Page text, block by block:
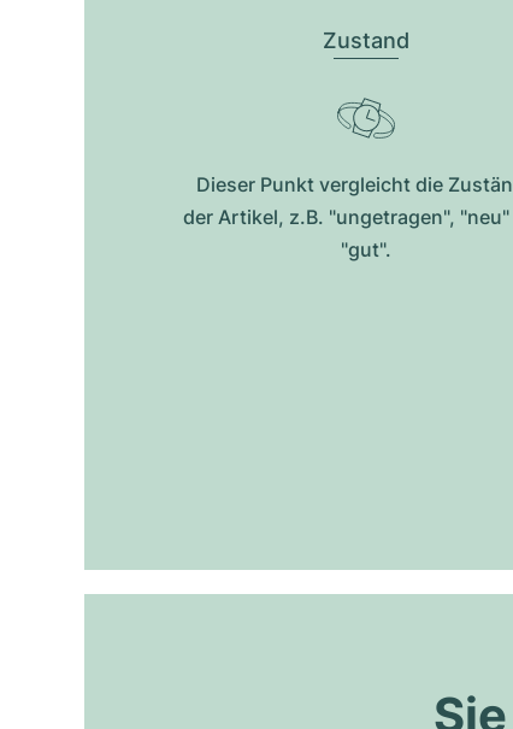
Zustand
Dieser Punkt vergleicht die
der Artikel, z.B. "ungetragen",
"gut".